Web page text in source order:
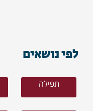
לפי נושאים
תפילה